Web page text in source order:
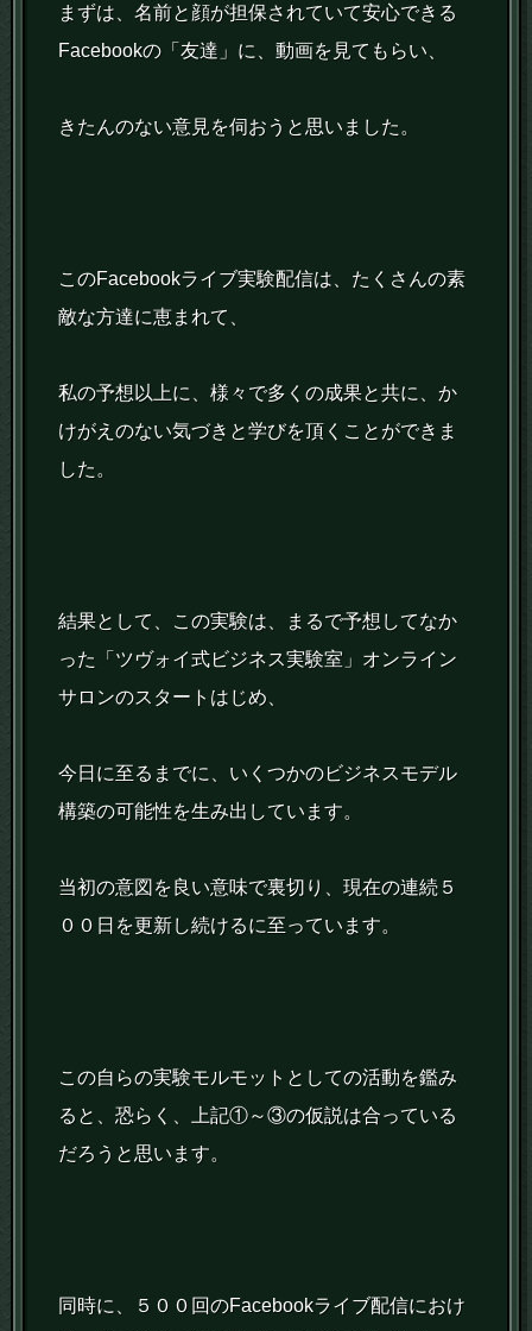
まずは、名前と顔が担保されていて安心できる
Facebookの「友達」に、動画を見てもらい、
きたんのない意見を伺おうと思いました。
このFacebookライブ実験配信は、たくさんの素
敵な方達に恵まれて、
私の予想以上に、様々で多くの成果と共に、か
けがえのない気づきと学びを頂くことができま
した。
結果として、この実験は、まるで予想してなか
った「ツヴォイ式ビジネス実験室」オンライン
サロンのスタートはじめ、
今日に至るまでに、いくつかのビジネスモデル
構築の可能性を生み出しています。
当初の意図を良い意味で裏切り、現在の連続５
００日を更新し続けるに至っています。
この自らの実験モルモットとしての活動を鑑み
ると、恐らく、上記①～③の仮説は合っている
だろうと思います。
同時に、５００回のFacebookライブ配信におけ